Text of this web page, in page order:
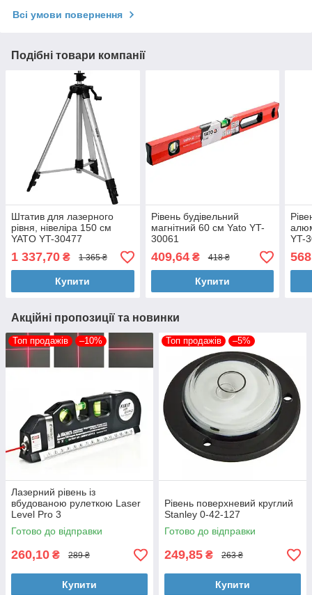
Всі умови повернення
Подібні товари компанії
Штатив для лазерного
рівня, нівеліра 150 см
YATO YT-30477
1 337,70 ₴ 1 365 ₴
Купити
Рівень будівельний
магнітний 60 см Yato YT-
30061
409,64₴ 418 ₴
Купити
YT-
Акційні пропозиції та новинки
Топ продажів –10%
Лазерний рівень із
вбудованою рулеткою Laser
Level Pro 3
Готово до відправки
260,10 ₴ 289 ₴
Купити
Топ продажів –5%
Рівень поверхневий круглий
Stanley 0-42-127
Готово до відправки
249,85 ₴ 263 ₴
Купити